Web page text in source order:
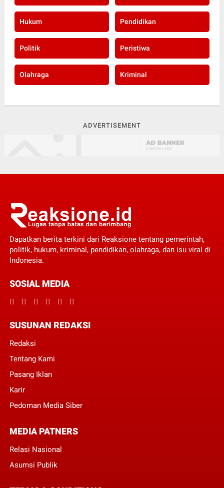
Hukum Pendidikan
Politik Peristiwa
Olahraga Kriminal
ADVERTISEMENT
Dapatkan berita terkini dari Reaksione tentang pemerintah,
politik, hukum, kriminal, pendidikan, olahraga, dan isu viral di
Indonesia.
SOSIAL MEDIA
SUSUNAN REDAKSI
Redaksi
Tentang Kami
Pasang Iklan
Karir
Pedoman Media Siber
MEDIA PATNERS
Relasi Nasional
Asumsi Publik